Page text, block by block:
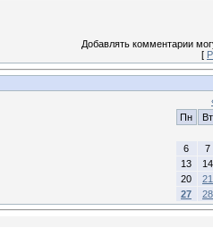
Добавлять комментарии
[
Пн
Вт
6
7
13
14
20
21
27
28